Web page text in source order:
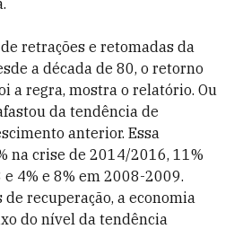
retrações e retomadas da
a década de 80, o retorno
a regra, mostra o relatório. Ou
da tendência de
anterior. Essa
na crise de 2014/2016, 11%
4% e 8% em 2008-2009.
de recuperação, a economia
do nível da tendência